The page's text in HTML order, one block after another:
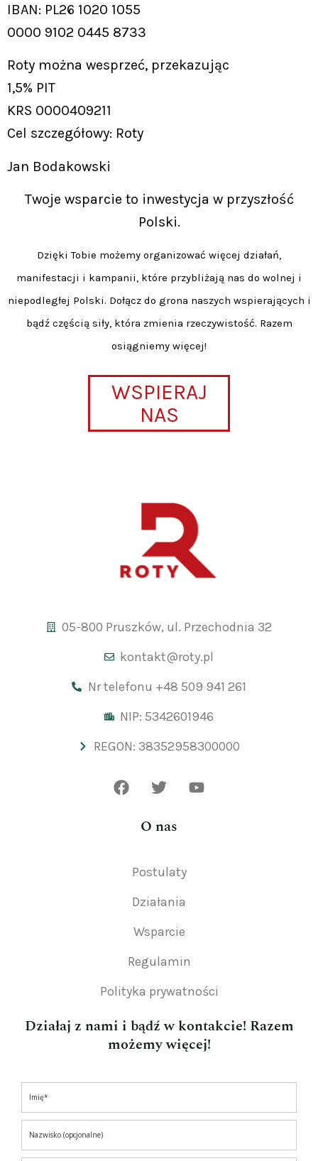
IBAN: PL26 1020 1055
0000 9102 0445 8733
Roty można wesprzeć, przekazując
1,5% PIT
KRS 0000409211
Cel szczegółowy: Roty
Jan Bodakowski
Twoje wsparcie to inwestycja w przyszłość
Polski.
Dzięki Tobie możemy organizować więcej działań,
manifestacji i kampanii, które przybliżają nas do wolnej i
niepodległej Polski. Dołącz do grona naszych wspierających i
bądź częścią siły, która zmienia rzeczywistość. Razem
osiągniemy więcej!
WSPIERAJ
NAS
05-800 Pruszków, ul. Przechodnia 32
kontakt@roty.pl
Nr telefonu +48 509 941 261
NIP: 5342601946
REGON: 38352958300000
O nas
Postulaty
Działania
Wsparcie
Regulamin
Polityka prywatności
Działaj z nami i bądź w kontakcie! Razem
możemy więcej!